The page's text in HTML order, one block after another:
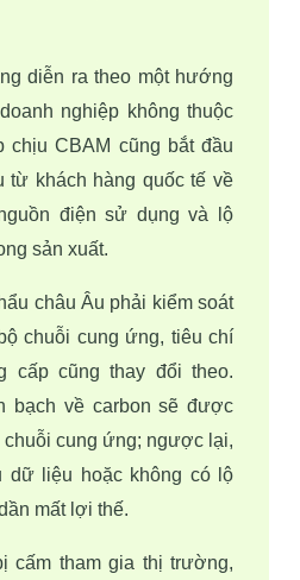
diễn ra theo một hướng
nghiệp không thuộc
chịu CBAM cũng bắt đầu
từ khách hàng quốc tế về
điện sử dụng và lộ
sản xuất.
châu Âu phải kiểm soát
chuỗi cung ứng, tiêu chí
cấp cũng thay đổi theo.
bạch về carbon sẽ được
cung ứng; ngược lại,
dữ liệu hoặc không có lộ
mất lợi thế.
cấm tham gia thị trường,